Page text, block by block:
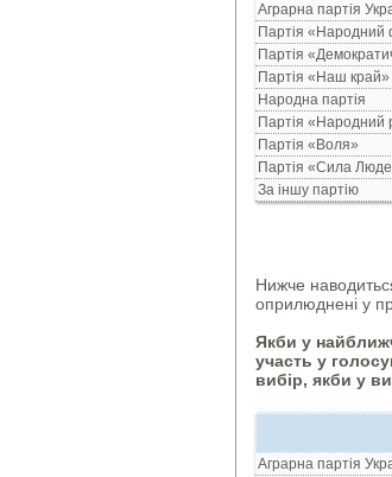
Аграрна партія
Партія «Народний
Партія
Партія «Наш край»
Народна партія
Партія «Народний
Партія «Воля»
Партія «Сила
За іншу партію
Нижче
оприлюднені у
Якби у
участь у
вибір, якби у
Аграрна партія